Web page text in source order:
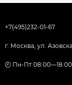
+7(495)232-01-67
г. Москва, ул.
🕗 Пн-Пт 08:00—18:00